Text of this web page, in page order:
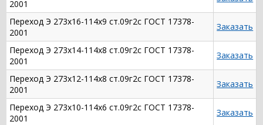
2001
Переход Э 273х16-114х9 ст.09г2с ГОСТ 17378-
2001
Заказать
Переход Э 273х14-114х8 ст.09г2с ГОСТ 17378-
2001
Заказать
Переход Э 273х12-114х8 ст.09г2с ГОСТ 17378-
2001
Заказать
Переход Э 273х10-114х6 ст.09г2с ГОСТ 17378-
2001
Заказать